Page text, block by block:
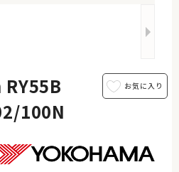
100N